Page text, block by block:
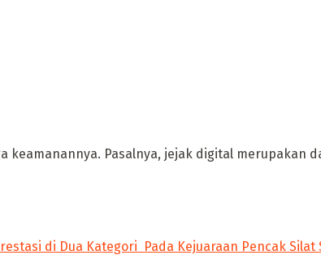
keamanannya. Pasalnya, jejak digital merupakan